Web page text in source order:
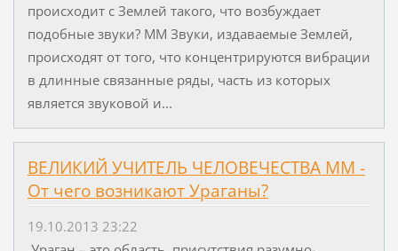
происходит с Землей такого, что возбуждает
подобные звуки? ММ Звуки, издаваемые Землей,
происходят от того, что концентрируются вибрации
в длинные связанные ряды, часть из которых
является звуковой и...
ВЕЛИКИЙ УЧИТЕЛЬ ЧЕЛОВЕЧЕСТВА ММ -
От чего возникают Ураганы?
19.10.2013 23:22